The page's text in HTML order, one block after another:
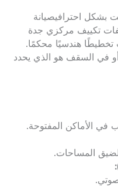
بشكل احترافيصيانة
تكييف مركزي جدة
هندسيًا محكمًا.
في السقف هو الذي يحدد
في الأماكن المفتوحة.
لضيق المساحات.